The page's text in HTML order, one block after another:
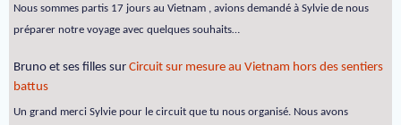
Nous sommes partis 17 jours au Vietnam , avions demandé à Sylvie de nous
préparer notre voyage avec quelques souhaits…
Bruno et ses filles sur Circuit sur mesure au Vietnam hors des sentiers
battus
Un grand merci Sylvie pour le circuit que tu nous organisé. Nous avons